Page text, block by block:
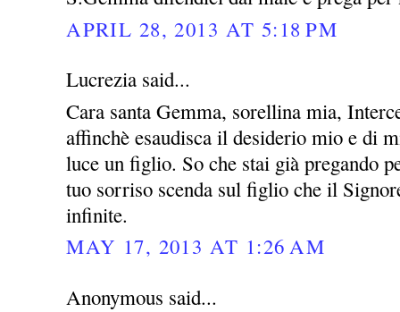
APRIL 28, 2013 AT 5:18 PM
Lucrezia said...
Cara santa Gemma, sorellina mia,
affinchè esaudisca il desiderio mio e di
luce un figlio. So che stai già pregando
tuo sorriso scenda sul figlio che il
infinite.
MAY 17, 2013 AT 1:26 AM
Anonymous said...